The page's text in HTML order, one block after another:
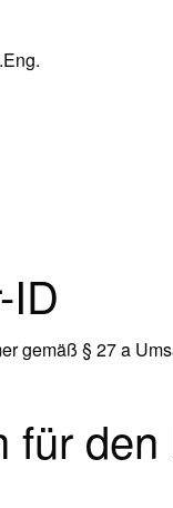
ID
gemäß § 27 a
für